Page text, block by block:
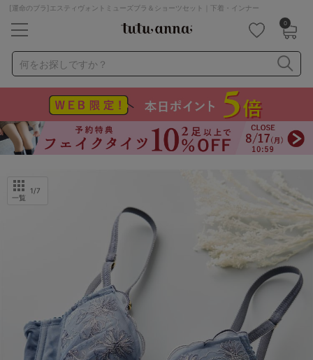
[運命のブラ]エスティヴォントミューズブラ＆ショーツセット｜下着・インナー
0
何をお探しですか？
ナイトブラ ノンワイヤー 特盛ブラ
チューブトップ
折り畳み
パジャマ ストッキング
キャミソール
カテゴリから探す
ライフスタイル
メンズ
マタニティ ギフトラッピング
一覧
1/7